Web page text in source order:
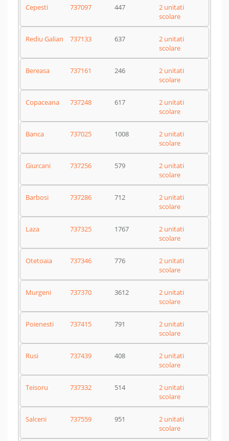
Cepesti 737097 447
2 unitati
scolare
Rediu Galian 737133 637
2 unitati
scolare
Bereasa 737161 246
2 unitati
scolare
Copaceana 737248 617
2 unitati
scolare
Banca 737025 1008
2 unitati
scolare
Giurcani 737256 579
2 unitati
scolare
Barbosi 737286 712
2 unitati
scolare
Laza 737325 1767
2 unitati
scolare
Otetoaia 737346 776
2 unitati
scolare
Murgeni 737370 3612
2 unitati
scolare
Poienesti 737415 791
2 unitati
scolare
Rusi 737439 408
2 unitati
scolare
Teisoru 737332 514
2 unitati
scolare
Salceni 737559 951
2 unitati
scolare